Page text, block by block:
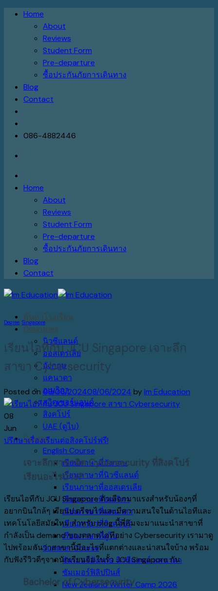
Skip Home
About
Reviews
Student Form
Pre-departure
ซื้อประกันภัยการเดินทาง
Blog
Contact
086-4882446
Home
About
Reviews
Student Form
Pre-departure
ซื้อประกันภัยการเดินทาง
Blog
Contact
ค้นหาโรงเรียน
Countries
นิวซีแลนด์
ออสเตรเลีย
อังกฤษ
แคนาดา
อเมริกา
สวิตเซอร์แลนด์
สิงคโปร์
UAE (ดูไบ)
Course
English Course
เรียนภาษาที่อังกฤษ
เรียนภาษาที่นิวซีแลนด์
เรียนภาษาที่ออสเตรเลีย
เรียนภาษาที่อเมริกา
เรียนภาษาที่แคนาดา
เรียนภาษาที่สิงคโปร์
เรียนภาษาที่ดูไบ
Summer Course
ซัมเมอร์อังกฤษ นิวซีแลนด์ แคนาดา
ซัมเมอร์ฟิลิปปินส์
New Zealand Winter Camp 2026
Degree Singapore
เรียนไอทีกับ JCU Singapore เจาะลึก
สาขา Cybersecurity
Posted on 08/06/202408/06/2024 byIm Education
08
Jun
ปรึกษาเรื่องเรียนต่อสิงคโปร์ฟรี!
เจาะลึกสาขาฮิต Cybersecurity ที่สิงคโปร์
เรียนอะไรบ้าง?
เรียนไอทีกับ JCU Singapore ตัวเลือกมาแรงสำหรับน้องๆที่
อยากบินใกล้ๆ เรียนป.ตรีจบไวและมีความสนใจในด้านไอทีและ
เทคโนโลยีสมัยใหม่ สำหรับ blog นี้พี่อิมจะมาแนะนำสาขาที่
กำลังเป็น demand ของตลาดไอทีอย่าง Cybersecurity เรามาดู
ไปพร้อมกันว่าสาขานี้มีอะไรที่แตกต่างและน่าสนใจบ้าง พร้อม
กับฟังรีวิวดีๆจากนักเรียนอิมในรั้ว JCU Singapore กัน
Bachelor of Cybersecurity